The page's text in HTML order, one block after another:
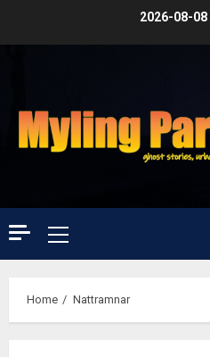
2026-08-08
Primary
Menu
Home Nattramnar